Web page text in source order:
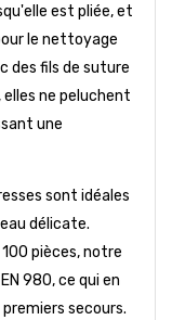
est pliée, et
le nettoyage
des fils de suture
ne peluchent
une
sont idéales
délicate.
pièces, notre
980, ce qui en
secours.